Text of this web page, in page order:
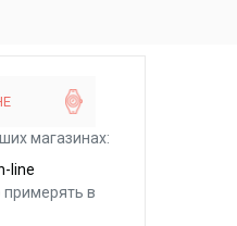
магазинах:
line
в